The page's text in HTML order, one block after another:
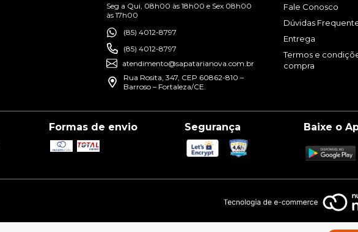
Seg a Qui, 08h00 às 18h00 e Sex 08h00
às 17h00
(85) 4012-8797
(85) 4012-8797
atendimento@sapatarianova.com.br
Rua Rosita, 347, CEP 60862-810 –
Barroso – Fortaleza/CE.
Fale Conosco
Dúvidas
Entrega
Termos e
compra
Formas de envio Segurança Baixe o